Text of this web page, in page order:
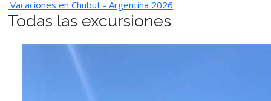
Vacaciones en Chubut - Argentina 2026
Todas las excursiones